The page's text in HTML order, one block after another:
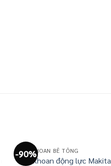
-90%
MÁY KHOAN BÊ TÔNG
Máy khoan động lực Makita